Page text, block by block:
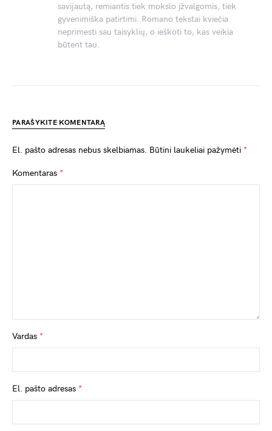
savijautą, remiantis tiek mokslo įžvalgomis, tiek
gyvenimiška patirtimi. Romano tekstai kviečia
neprimesti sau taisyklių, o ieškoti to, kas veikia
būtent tau.
PARAŠYKITE KOMENTARĄ
El. pašto adresas nebus skelbiamas. Būtini laukeliai pažymėti *
Komentaras *
Vardas *
El. pašto adresas *